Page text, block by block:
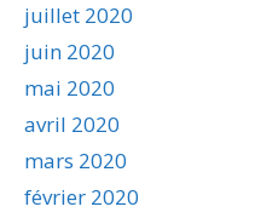
juillet 2020
juin 2020
mai 2020
avril 2020
mars 2020
février 2020